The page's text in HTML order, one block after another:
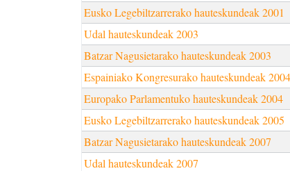
Eusko Legebiltzarrerako hauteskundeak 2001
Udal hauteskundeak 2003
Batzar Nagusietarako hauteskundeak 2003
Espainiako Kongresurako hauteskundeak 2004
Europako Parlamentuko hauteskundeak 2004
Eusko Legebiltzarrerako hauteskundeak 2005
Batzar Nagusietarako hauteskundeak 2007
Udal hauteskundeak 2007